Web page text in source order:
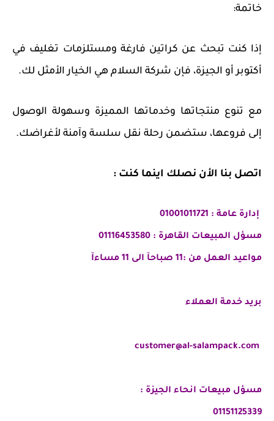
خاتمة:
إذا كنت تبحث عن كراتين فارغة ومستلزمات تغليف في
أكتوبر أو الجيزة، فإن شركة السلام هي الخيار الأمثل لك.
مع تنوع منتجاتها وخدماتها المميزة وسهولة الوصول
إلى فروعها، ستضمن رحلة نقل سلسة وآمنة لأغراضك.
اتصل بنا الأن نصلك اينما كنت :
إدارة عامة : 01001011721
مسؤل المبيعات القاهرة : 01116453580
مواعيد العمل من :11 صباحآ الى 11 مساءآ
بريد خدمة العملاء
مسؤل مبيعات انحاء الجيزة :
01151125339